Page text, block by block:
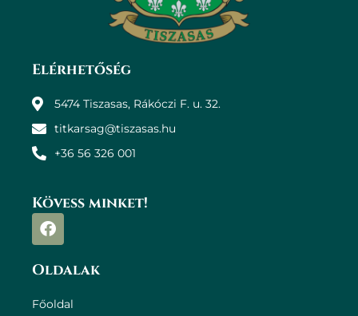
Elérhetőség
5474 Tiszasas, Rákóczi F. u. 32.
titkarsag@tiszasas.hu
+36 56 326 001
Kövess minket!
Oldalak
Főoldal